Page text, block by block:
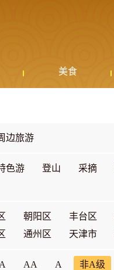
美食
边旅游
色游 登山 采摘
朝阳区 丰台区
通州区 天津市
AA A 非A级